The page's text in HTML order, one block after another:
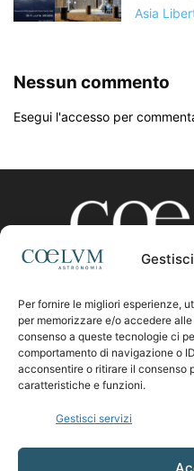
Per fornire le migliori esperienze,
per memorizzare e/o accedere
consenso a queste tecnologie ci
comportamento di navigazione o
acconsentire o ritirare il consenso
caratteristiche e funzioni.
Gestisci servizi
Asia
Nessun commento
Esegui l'accesso per
CHI
Contattaci: